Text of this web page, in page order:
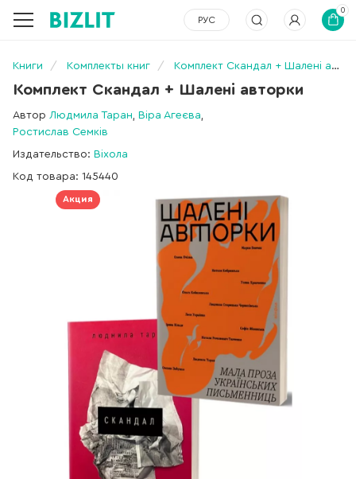
РУС
0
Книги Комплекты книг Комплект Скандал + Шалені авторки
Комплект Скандал + Шалені авторки
Автор Людмила Таран, Віра Агеєва,
Ростислав Семків
Издательство: Віхола
Код товара: 145440
Акция